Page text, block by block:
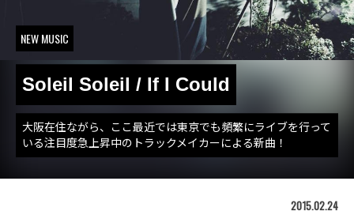
NEW MUSIC
Soleil Soleil / If I Could
大阪在住ながら、ここ最近では東京でも頻繁にライブを行って
いる注目度急上昇中のトラックメイカーによる新曲！
2015.02.24